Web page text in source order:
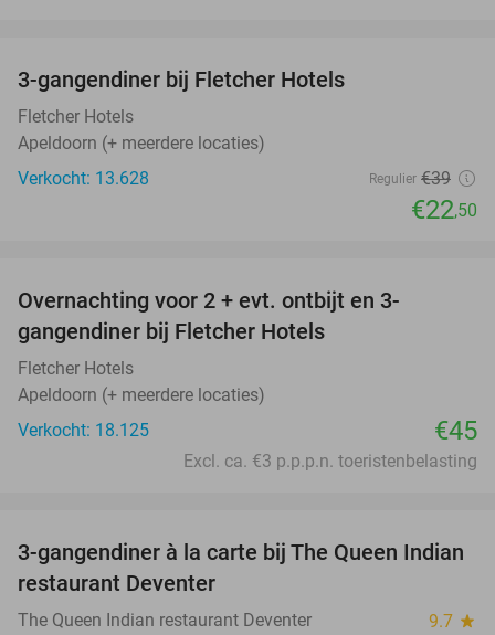
3-gangendiner bij Fletcher Hotels
Fletcher Hotels
Apeldoorn (+ meerdere locaties)
Verkocht: 13.628
Regulier €39
€22,50
Overnachting voor 2 + evt. ontbijt en 3-
gangendiner bij Fletcher Hotels
Fletcher Hotels
Apeldoorn (+ meerdere locaties)
Verkocht: 18.125
€45
Excl. ca. €3 p.p.p.n. toeristenbelasting
20%
3-gangendiner à la carte bij The Queen Indian
restaurant Deventer
The Queen Indian restaurant Deventer 9.7 star